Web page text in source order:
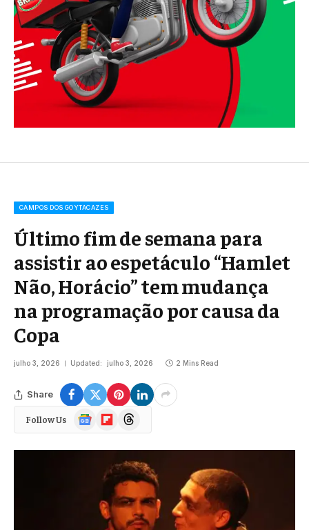
CAMPOS DOS GOYTACAZES
Último fim de semana para
assistir ao espetáculo “Hamlet
Não, Horácio” tem mudança
na programação por causa da
Copa
julho 3, 2026 Updated: julho 3, 2026 2 Mins Read
Share
Follow Us
Google
News
FlipboardThreads